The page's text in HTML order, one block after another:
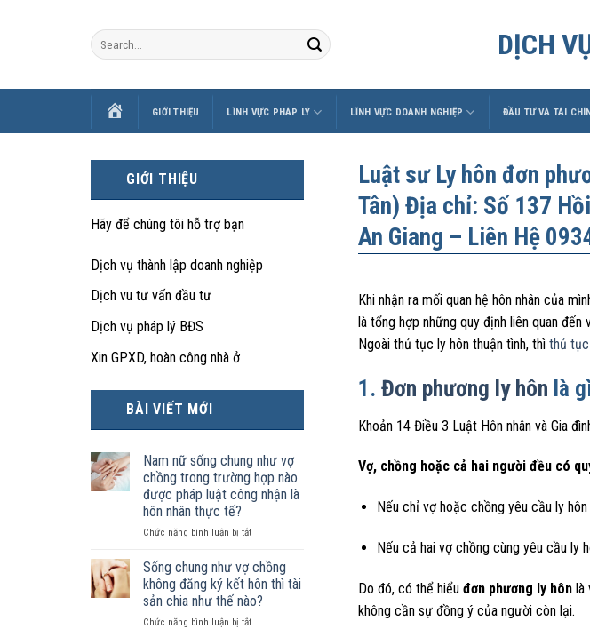
DỊCH
TRANGGIỚI THIỆU LĨNH VỰC PHÁP LÝ LĨNH VỰC DOANH NGHIỆP ĐẦU TƯ VÀ TÀI
GIỚI THIỆU
Hãy để chúng tôi hỗ trợ bạn
Dịch vụ thành lập doanh nghiệp
Dịch vu tư vấn đầu tư
Dịch vụ pháp lý BĐS
Xin GPXD, hoàn công nhà ở
BÀI VIẾT MỚI
Nam nữ sống chung như vợ
chồng trong trường hợp nào
được pháp luật công nhận là
hôn nhân thực tế?
Chức năng bình luận bị tắtở
nữ
sống
chung
như
vợ
Sống chung như vợ chồng
không đăng ký kết hôn thì tài
sản chia như thế nào?
Chức năng bình luận bị tắtở
Luật sư Ly hôn đơn
Tân) Địa chỉ: Số 137
An Giang – Liên Hệ
Khi nhận ra mối quan hệ hôn nhân của
là tổng hợp những quy định liên quan đến
Ngoài thủ tục ly hôn thuận tình, thì thủ
1. Đơn phương ly hôn là
Khoản 14 Điều 3 Luật Hôn nhân và Gia
Vợ, chồng hoặc cả hai người đều có
Nếu chỉ vợ hoặc chồng yêu cầu ly
Nếu cả hai vợ chồng cùng yêu cầu ly
Do đó, có thể hiểu đơn phương ly hôn là
không cần sự đồng ý của người còn lại.